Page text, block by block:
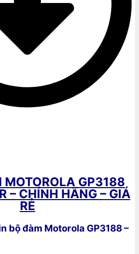
MOTOROLA GP3188
– CHÍNH HÃNG – GIÁ
RẺ
bộ đàm Motorola GP3188 –